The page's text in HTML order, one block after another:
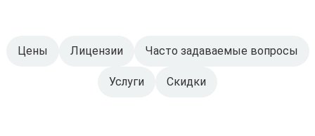
Цены Лицензии Часто задаваемые вопросы
Услуги Скидки